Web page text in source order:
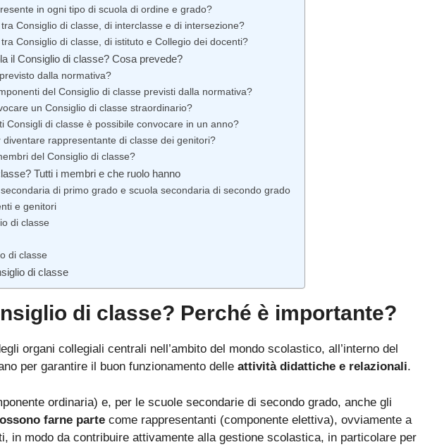
in ogni tipo di scuola di ordine e grado?
Consiglio di classe, di interclasse e di intersezione?
Consiglio di classe, di istituto e Collegio dei docenti?
il Consiglio di classe? Cosa prevede?
dalla normativa?
del Consiglio di classe previsti dalla normativa?
un Consiglio di classe straordinario?
Consigli di classe è possibile convocare in un anno?
rappresentante di classe dei genitori?
del Consiglio di classe?
Tutti i membri e che ruolo hanno
di primo grado e scuola secondaria di secondo grado
e genitori
di classe
di classe
di classe
di classe? Perché è importante?
organi collegiali centrali nell’ambito del mondo scolastico, all’interno del
per garantire il buon funzionamento delle attività didattiche e relazionali.
ordinaria) e, per le scuole secondarie di secondo grado, anche gli
farne parte come rappresentanti (componente elettiva), ovviamente a
in modo da contribuire attivamente alla gestione scolastica, in particolare per
Guida omaggio aggiornata a maggio 2026
✓ La nuova classificazione CCNL 2019-2021 (4 aree, nuovi